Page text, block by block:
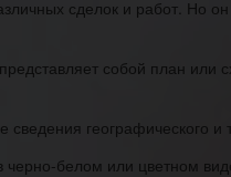
сделок и работ. Но
собой план
географического и
белом или цветном